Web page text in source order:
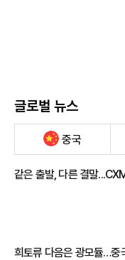
글로벌 뉴스
중국
같은 출발, 다른 결말
희토류 다음은 광모듈…중